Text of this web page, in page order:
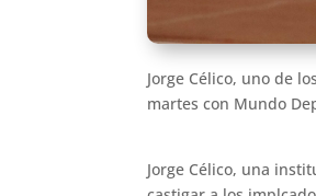
Jorge Célico, uno de
martes con Mundo
Jorge Célico, una